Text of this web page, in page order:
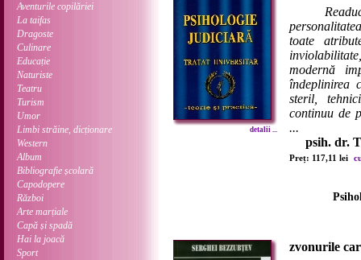
Aventurile copilăriei
La taifas
Dragoste
Culinare
Educație
Naturiste
Teatru
Turism
Umor
Limbi străine, dicționare
Western
Album
Bibliografie școlară
Capodopere
Război
Arte marțiale
Capă și spadă
Hai la joacă
Sport
detalii ...
toate
modernă
îndeplinirea
steril,
continuu de
...
psih. dr.
Preț: 117,11 lei
zvonurile